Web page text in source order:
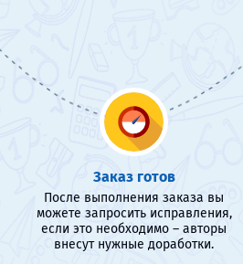
Заказ готов
После выполнения заказа вы
можете запросить исправления,
если это необходимо – авторы
внесут нужные доработки.